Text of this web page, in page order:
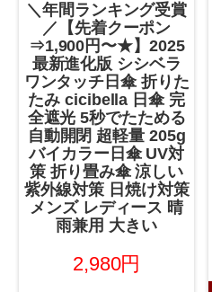
＼年間ランキング受賞
／【先着クーポン
⇒1,900円〜★】2025
最新進化版 シシベラ
ワンタッチ日傘 折りた
たみ cicibella 日傘 完
全遮光 5秒でたためる
自動開閉 超軽量 205g
バイカラー日傘 UV対
策 折り畳み傘 涼しい
紫外線対策 日焼け対策
メンズ レディース 晴
雨兼用 大きい
2,980円